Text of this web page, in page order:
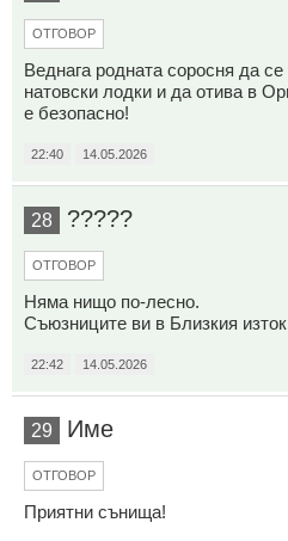
ОТГОВОР
Веднага родната coрocня да
натовски лодки и да отива в
е безопасно!
22:40 14.05.2026
28 ?????
ОТГОВОР
Няма нищо по-лесно.
Съюзниците ви в Близкия
22:42 14.05.2026
29 Име
ОТГОВОР
Приятни сънища!